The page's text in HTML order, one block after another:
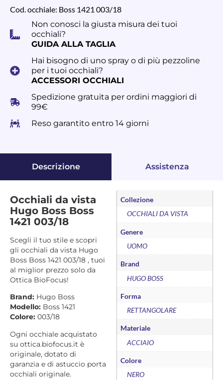
Cod. occhiale: Boss 1421 003/18
Non conosci la giusta misura dei tuoi
occhiali?
GUIDA ALLA TAGLIA
Hai bisogno di uno spray o di più pezzoline
per i tuoi occhiali?
ACCESSORI OCCHIALI
Spedizione gratuita per ordini maggiori di
99€
Reso garantito entro 14 giorni
Descrizione Assistenza
Occhiali da vista
Hugo Boss Boss
1421 003/18
Scegli il tuo stile e scopri
gli occhiali da vista Hugo
Boss Boss 1421 003/18 , tuoi
al miglior prezzo solo da
Ottica BioFocus!
Brand: Hugo Boss
Modello: Boss 1421
Colore: 003/18
Ogni occhiale acquistato
su ottica.biofocus.it è
originale, dotato di
garanzia e di astuccio porta
occhiali originale.
Collezione
OCCHIALI DA VISTA
Genere
UOMO
Brand
HUGO BOSS
Forma
RETTANGOLARE
Materiale
ACCIAIO
Colore
NERO